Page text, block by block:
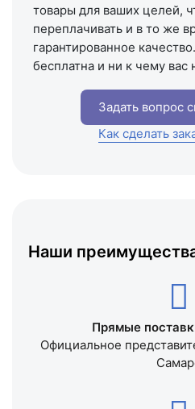
Наши
Прямые
Официальное
товары для ваших целей,
переплачивать и в то же
гарантированное
бесплатна и ни к чему вас
Задать вопрос
Как сделать